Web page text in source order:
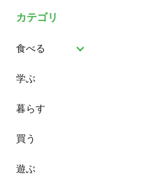
カテゴリ
食べる
パン
スイーツ
ランチ
カフェ
学ぶ
暮らす
買う
遊ぶ